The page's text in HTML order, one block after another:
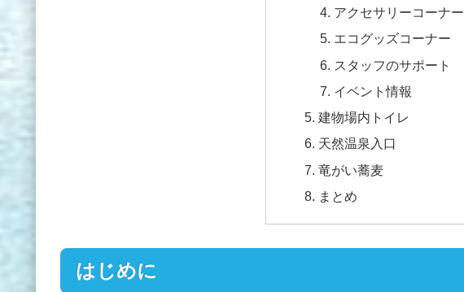
アクセサリーコーナー
エコグッズコーナー
スタッフのサポート
イベント情報
建物場内トイレ
天然温泉入口
竜がい蕎麦
まとめ
はじめに